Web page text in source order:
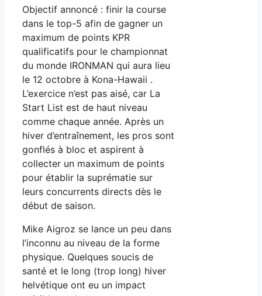
Objectif annoncé : finir la course
dans le top-5 afin de gagner un
maximum de points KPR
qualificatifs pour le championnat
du monde IRONMAN qui aura lieu
le 12 octobre à Kona-Hawaii .
L’exercice n’est pas aisé, car La
Start List est de haut niveau
comme chaque année. Après un
hiver d’entraînement, les pros sont
gonflés à bloc et aspirent à
collecter un maximum de points
pour établir la suprématie sur
leurs concurrents directs dès le
début de saison.
Mike Aigroz se lance un peu dans
l’inconnu au niveau de la forme
physique. Quelques soucis de
santé et le long (trop long) hiver
helvétique ont eu un impact